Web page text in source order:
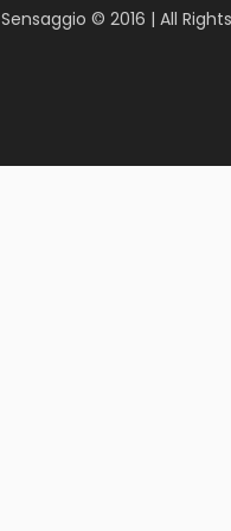
Sensaggio © 2016 | All